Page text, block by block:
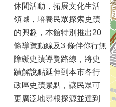
休閒活動，拓展文化生活
領域，培養民眾探索史蹟
的興趣，本館特別推出20
條導覽動線及3 條伴你行無
障礙史蹟導覽路線，將史
蹟解說點延伸到本市各行
政區史蹟景點，讓民眾可
更廣泛地尋根探源並達到